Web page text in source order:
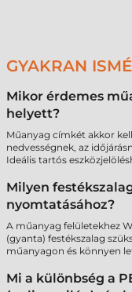
GYAKRAN
Mikor érdemes
helyett?
Műanyag címkét akkor
nedvességnek, az
Ideális tartós
Milyen
nyomtatásához?
A műanyag felületekhez
(gyanta) festékszalag
műanyagon és könnyen
Mi a különbség a